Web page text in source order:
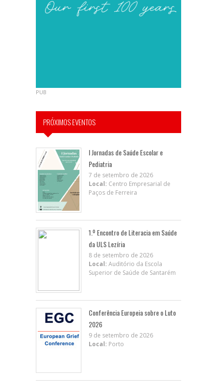
PUB
PRÓXIMOS EVENTOS
I Jornadas de Saúde Escolar e
Pediatria
7 de setembro de 2026
Local: Centro Empresarial de
Paços de Ferreira
1.º Encontro de Literacia em Saúde
da ULS Lezíria
8 de setembro de 2026
Local: Auditório da Escola
Superior de Saúde de Santarém
Conferência Europeia sobre o Luto
2026
9 de setembro de 2026
Local: Porto